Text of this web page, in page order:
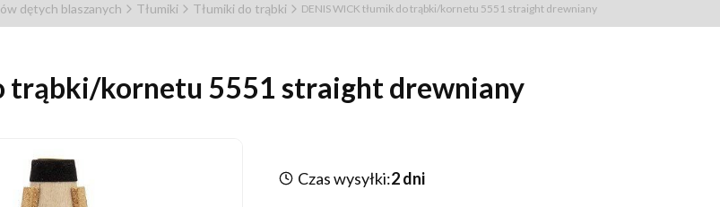
dętych blaszanych Tłumiki Tłumiki do trąbki DENIS WICK tłumik do trąbki/kornetu 5551 straight drewniany
trąbki/kornetu 5551 straight drewniany
Czas wysyłki:2 dni